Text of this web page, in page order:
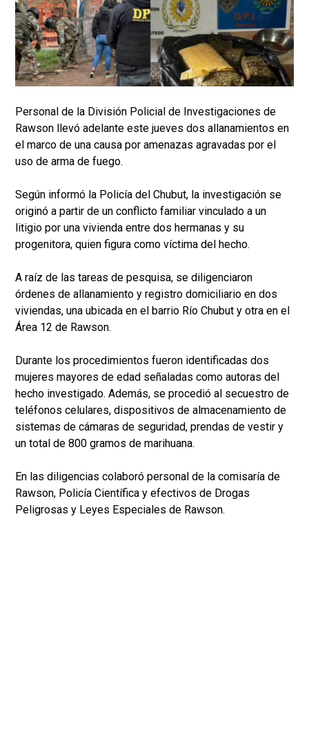
Personal de la División Policial de Investigaciones de
Rawson llevó adelante este jueves dos allanamientos en
el marco de una causa por amenazas agravadas por el
uso de arma de fuego.
Según informó la Policía del Chubut, la investigación se
originó a partir de un conflicto familiar vinculado a un
litigio por una vivienda entre dos hermanas y su
progenitora, quien figura como víctima del hecho.
A raíz de las tareas de pesquisa, se diligenciaron
órdenes de allanamiento y registro domiciliario en dos
viviendas, una ubicada en el barrio Río Chubut y otra en el
Área 12 de Rawson.
Durante los procedimientos fueron identificadas dos
mujeres mayores de edad señaladas como autoras del
hecho investigado. Además, se procedió al secuestro de
teléfonos celulares, dispositivos de almacenamiento de
sistemas de cámaras de seguridad, prendas de vestir y
un total de 800 gramos de marihuana.
En las diligencias colaboró personal de la comisaría de
Rawson, Policía Científica y efectivos de Drogas
Peligrosas y Leyes Especiales de Rawson.